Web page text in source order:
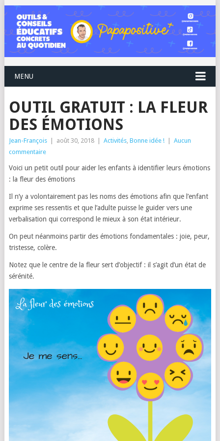
MENU
OUTIL GRATUIT : LA FLEUR
DES ÉMOTIONS
Jean-François août 30, 2018 Activités, Bonne idée !
Aucun
commentaire
Voici un petit outil pour aider les enfants à identifier leurs émotions
: la fleur des émotions
Il n’y a volontairement pas les noms des émotions afin que l’enfant
exprime ses ressentis et que l’adulte puisse le guider vers une
verbalisation qui correspond le mieux à son état intérieur.
On peut néanmoins partir des émotions fondamentales : joie, peur,
tristesse, colère.
Notez que le centre de la fleur sert d’objectif : il s’agit d’un état de
sérénité.